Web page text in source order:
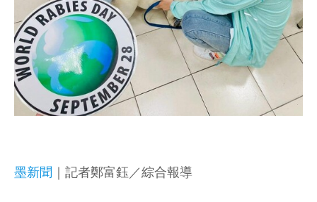
墨新聞 ｜記者鄭富鈺／綜合報導